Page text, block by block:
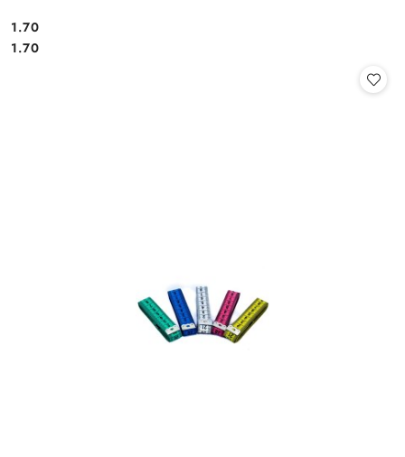
Cena:
1.70
Cena:
1.70